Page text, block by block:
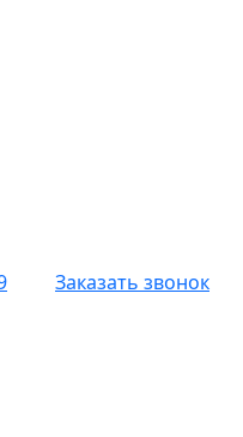
Заказать звонок